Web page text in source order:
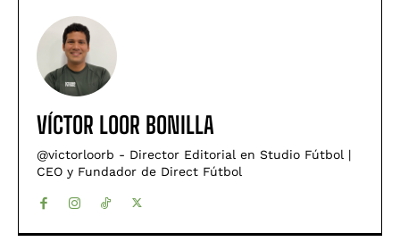
VÍCTOR LOOR BONILLA
@victorloorb - Director Editorial en Studio Fútbol |
CEO y Fundador de Direct Fútbol